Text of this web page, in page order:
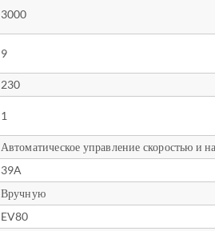
3000
9
230
1
Автоматическое управление скоростью и
39A
Вручную
EV80